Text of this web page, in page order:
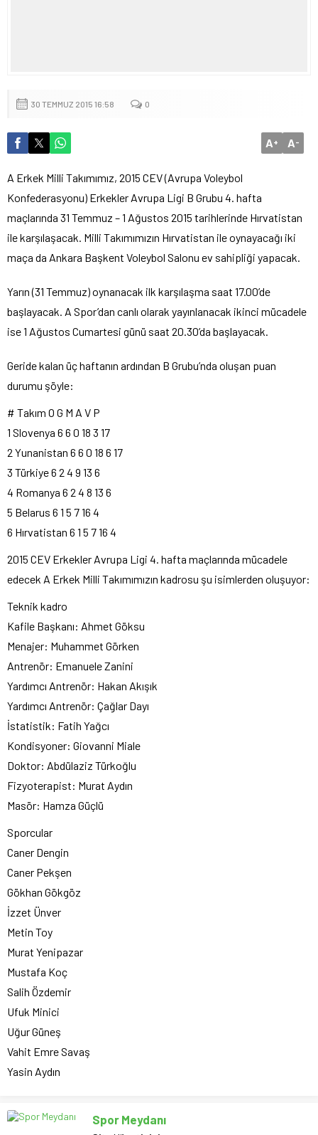
30 TEMMUZ 2015 16:58 0
A+ A-
A Erkek Milli Takımımız, 2015 CEV (Avrupa Voleybol
Konfederasyonu) Erkekler Avrupa Ligi B Grubu 4. hafta
maçlarında 31 Temmuz – 1 Ağustos 2015 tarihlerinde Hırvatistan
ile karşılaşacak. Milli Takımımızın Hırvatistan ile oynayacağı iki
maça da Ankara Başkent Voleybol Salonu ev sahipliği yapacak.
Yarın (31 Temmuz) oynanacak ilk karşılaşma saat 17.00’de
başlayacak. A Spor’dan canlı olarak yayınlanacak ikinci mücadele
ise 1 Ağustos Cumartesi günü saat 20.30’da başlayacak.
Geride kalan üç haftanın ardından B Grubu’nda oluşan puan
durumu şöyle:
# Takım O G M A V P
1 Slovenya 6 6 0 18 3 17
2 Yunanistan 6 6 0 18 6 17
3 Türkiye 6 2 4 9 13 6
4 Romanya 6 2 4 8 13 6
5 Belarus 6 1 5 7 16 4
6 Hırvatistan 6 1 5 7 16 4
2015 CEV Erkekler Avrupa Ligi 4. hafta maçlarında mücadele
edecek A Erkek Milli Takımımızın kadrosu şu isimlerden oluşuyor:
Teknik kadro
Kafile Başkanı: Ahmet Göksu
Menajer: Muhammet Görken
Antrenör: Emanuele Zanini
Yardımcı Antrenör: Hakan Akışık
Yardımcı Antrenör: Çağlar Dayı
İstatistik: Fatih Yağcı
Kondisyoner: Giovanni Miale
Doktor: Abdülaziz Türkoğlu
Fizyoterapist: Murat Aydın
Masör: Hamza Güçlü
Sporcular
Caner Dengin
Caner Pekşen
Gökhan Gökgöz
İzzet Ünver
Metin Toy
Murat Yenipazar
Mustafa Koç
Salih Özdemir
Ufuk Minici
Uğur Güneş
Vahit Emre Savaş
Yasin Aydın
Spor Meydanı